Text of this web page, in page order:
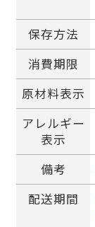
保存方法
消費期限
原材料表示
アレルギー
表示
備考
配送期間